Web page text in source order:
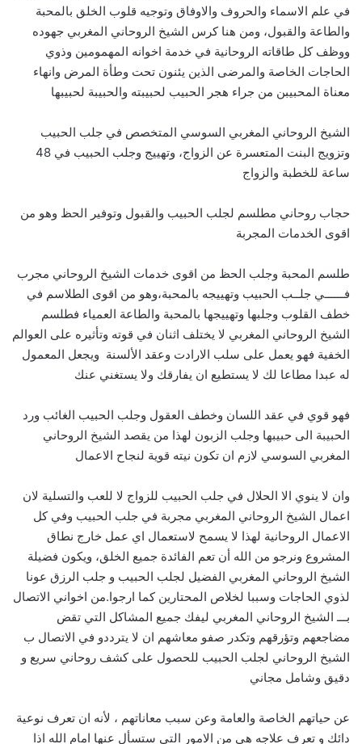
في علم الاسماء والحروف والاوفاق وتوجيه قلوب الخلق بالمحبة
والطاعة والقبول، ومن هنا كرس الشيخ الروحاني المغربي جهوده
ووظف كل طاقاته الروحانية في خدمة اخوانه المهمومين وذوي
الحاجات الخاصة والمرضى الذين يئنون تحت وطأة المرض وانهاء
معناة المحبيبن من جراء هجر الحبيب لحبيبته والحبيبة لحبيبها
الشيخ الروحاني المغربي السوسي المتخصص في جلب الحبيب
وتزويج البنت المتعسرة عن الزواج، وتهييج وجلب الحبيب في 48
ساعة للخطبة والزواج
حجاب روحاني مطلسم لجلب الحبيب والقبول وتوفير الحظ وهو من
اقوى الخدمات المجربة
طلسم المحبة وجلب الحظ من اقوى خدمات الشيخ الروحاني مجرب
فــــــي جلــب الحبيب وتهييجه بالمحبة،وهو من اقوى الطلاسم في
خطف القلوب وجلبها وتهييجها بالمحبة والطاعة العمياء فطلسم
الشيخ الروحاني المغربي لا يختلف اثنان في قوته وتأثيره على العوالم
الخفية فهو يعمل على سلب الارادت وعقد الألسنة ويجعل المعمول
له عبدا مطاعا لك لا يستطيع ان يفارقك ولا يستغني عنك
فهو قوي في عقد اللسان وخطف العقول وجلب الحبيب الغائب ورد
الحبيبة الى حبيبها وجلب الزبون لهذا من يقصد الشيخ الروحاني
المغربي السوسي لازم ان تكون نيته قوية لنجاح الاعمال
وان لا ينوي الا الحلال في جلب الحبيب للزواج لا للعب والتسلية لان
اعمال الشيخ الروحاني المغربي مجربة في جلب الحبيب وفي كل
الاعمال الروحانية لهذا لا يسمح لاستعمال اي عمل خارج نطاق
المشروع ونرجو من الله أن تعم الفائدة جميع الخلق، ويكون فضيلة
الشيخ الروحاني المغربي الفضيل لجلب الحبيب و جلب الرزق عونا
لذوي الحاجات وسببا لخلاص المحتارين كما ارجوا.من اخواني الاتصال
بـــ الشيخ الروحاني المغربي ليفك جميع المشاكل التي تقض
مضاجعهم وتؤرقهم وتكدر صفو معاشهم ان لا يترددو في الاتصال ب
الشيخ الروحاني لجلب الحبيب للحصول على كشف روحاني سريع و
دقيق وشامل مجاني
عن حياتهم الخاصة والعامة وعن سبب معاناتهم ، لأنه ان تعرف نوعية
دائك و تعرف علاجه هي من الامور التي ستسأل عنها امام الله اذا